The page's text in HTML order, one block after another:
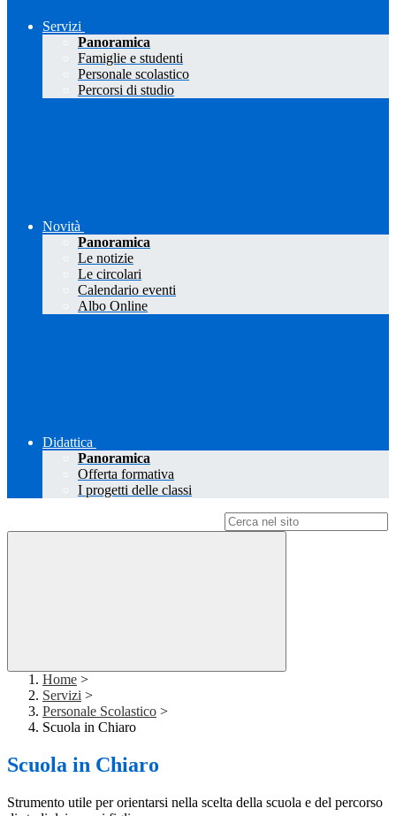
Servizi
Panoramica
Famiglie e studenti
Personale scolastico
Percorsi di studio
Novità
Panoramica
Le notizie
Le circolari
Calendario eventi
Albo Online
Didattica
Panoramica
Offerta formativa
I progetti delle classi
Home >
Servizi >
Personale Scolastico >
Scuola in Chiaro
Scuola in Chiaro
Strumento utile per orientarsi nella scelta della scuola e del percorso